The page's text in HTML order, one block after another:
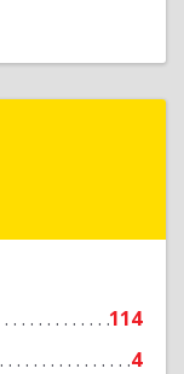
114
4
р-н,